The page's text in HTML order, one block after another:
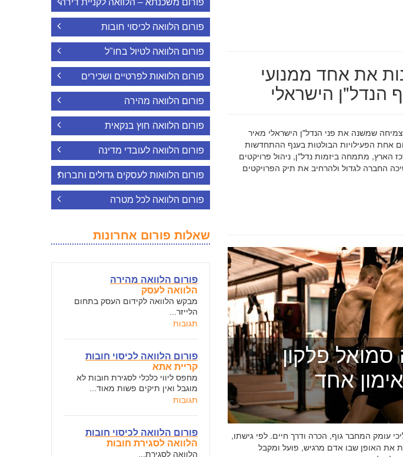
את אחד ממנועי
הנדל"ן הישראלי
על מנוע הצמיחה שמשנה את פני הנדל"ן הישראלי מאיר
אחת הפעילויות הבולטות בענף ההתחדשות
הארץ, מתמחה ביזמות נדל"ן, ניהול פרויקטים
עסקאות מורכבות. ב-2026 ממשיכה החברה לגדול ולהרחיב את תיק הפרויקטים
פלקון
אחד
עומק המחבר גוף, הכרה ודרך חיים. לפי גישתו,
את האופן שבו אדם מרגיש, פועל ומקבל
פורום משכנתא – הלוואה לקניית דירה
פורום הלוואה לכיסוי חובות
פורום הלוואה לטיול בחו"ל
פורום הלוואות לפרטיים ושכירים
פורום הלוואה מהירה
פורום הלוואה חוץ בנקאית
פורום הלוואה לעובדי מדינה
פורום הלוואות לעסקים גדולים וחברות
פורום הלוואה לכל מטרה
שאלות פורום אחרונות
פורום הלוואה מהירה
הלוואה לעסק
מבקש הלוואה לקידום העסק בתחום
הלייזר...
תגובות
פורום הלוואה לכיסוי חובות
קריית אתא
מחפס ליווי כלכלי לסגירת חובות לא
מוגבל ואין תיקים פשות מאוד...
תגובות
פורום הלוואה לכיסוי חובות
הלוואה לסגירת חובות
הלוואה לסגירת...